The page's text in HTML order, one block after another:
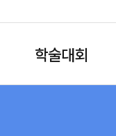
학술대회